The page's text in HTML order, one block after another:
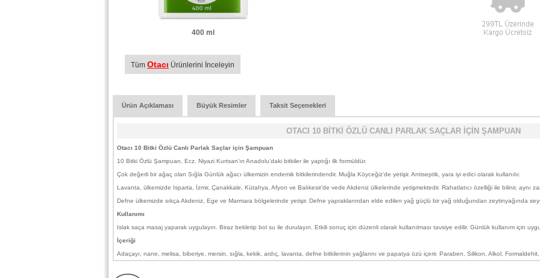
400 ml
Tüm Otacı Ürünlerini İnceleyin
Ürün Açıklaması Büyük Resimler Taksit Seçenekleri
OTACI 10 BİTKİ ÖZLÜ CANLI PARLAK SAÇLAR İÇİN ŞAMPUAN
Otacı 10 Bitki Özlü Canlı Parlak Saçlar için Şampuan
10 Bitki Özlü Şampuan, Ecz. Niyazi Kurtsan’ın Anadolu’daki bitkiler ile yaptığı ilk formüldür.
Çok değerli bir ağaç olan Sığla Günlük ağacı ülkemizin endemik bitkilerindendir. Muğla Köyceğiz’de yetişir. Antiseptik, yara iyi edici olarak kullanılır.
Lavanta, ülkemizde Isparta, İzmir, Çanakkale, Kütahya, Afyon ve Balıkesir’de vede Akdeniz ülkelerinde yetişmektedir. Rahatlatıcı özelliği ile bilinir, aynı
Defne ülkemizde sıkça Akdeniz, Ege ve Marmara bölgelerinde yetişir. Defne yapraklarından elde edilen yağ güçlü bir yağ olduğundan zeytinyağında
Kullanımı
Islak saça masaj yaparak uygulayın. Biraz bekletip bol su ile durulayın. Etkili sonuç için düzenli olarak kullanılması tavsiye edilir. Günlük kullanım için
İçeriği
Adaçayı, nane, melisa, biberiye, mersin, sığla, kekik, ardıç, lavanta, defne bitkilerinin yağlarını ve papatya özü içerir. Paraben, Silikon, Alkol,